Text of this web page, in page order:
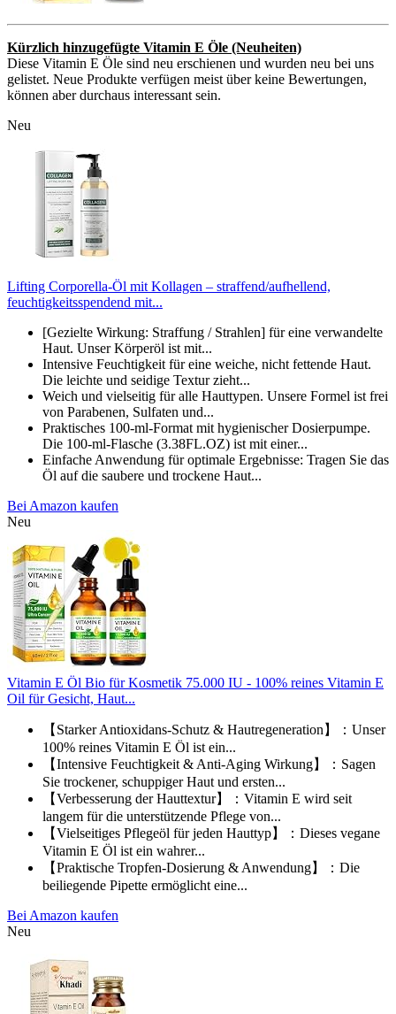
Kürzlich hinzugefügte Vitamin E Öle (Neuheiten)
Diese Vitamin E Öle sind neu erschienen und wurden neu bei uns
gelistet. Neue Produkte verfügen meist über keine Bewertungen,
können aber durchaus interessant sein.
Neu
Lifting Corporella-Öl mit Kollagen – straffend/aufhellend,
feuchtigkeitsspendend mit...
[Gezielte Wirkung: Straffung / Strahlen] für eine verwandelte
Haut. Unser Körperöl ist mit...
Intensive Feuchtigkeit für eine weiche, nicht fettende Haut.
Die leichte und seidige Textur zieht...
Weich und vielseitig für alle Hauttypen. Unsere Formel ist frei
von Parabenen, Sulfaten und...
Praktisches 100-ml-Format mit hygienischer Dosierpumpe.
Die 100-ml-Flasche (3.38FL.OZ) ist mit einer...
Einfache Anwendung für optimale Ergebnisse: Tragen Sie das
Öl auf die saubere und trockene Haut...
Bei Amazon kaufen
Neu
Vitamin E Öl Bio für Kosmetik 75.000 IU - 100% reines Vitamin E
Oil für Gesicht, Haut...
【Starker Antioxidans-Schutz & Hautregeneration】：Unser
100% reines Vitamin E Öl ist ein...
【Intensive Feuchtigkeit & Anti-Aging Wirkung】：Sagen
Sie trockener, schuppiger Haut und ersten...
【Verbesserung der Hauttextur】：Vitamin E wird seit
langem für die unterstützende Pflege von...
【Vielseitiges Pflegeöl für jeden Hauttyp】：Dieses vegane
Vitamin E Öl ist ein wahrer...
【Praktische Tropfen-Dosierung & Anwendung】：Die
beiliegende Pipette ermöglicht eine...
Bei Amazon kaufen
Neu